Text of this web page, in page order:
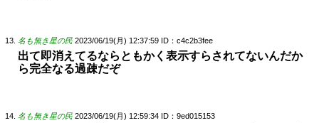
名も無き星の民 2023/06/19(月) 12:37:59 ID：c4c2b3fee
出て即消えてるならともかく表示すらされてないんだか
ら完全なる過疎だぞ
名も無き星の民 2023/06/19(月) 12:59:34 ID：9ed015153